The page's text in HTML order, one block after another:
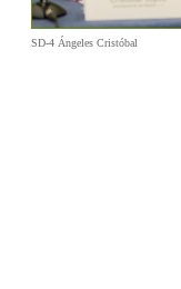
SD-4 Ángeles Cristóbal